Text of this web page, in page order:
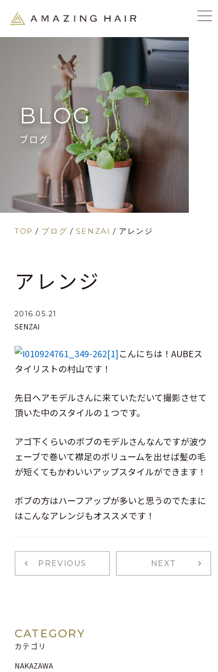
BLOG
ブログ
TOP / ブログ / SENZAI / アレンジ
アレンジ
2016.05.21
SENZAI
こんにちは！AUBEス
タイリストの村山です！
先日ヘアモデルさんに来ていただいて撮影させて
頂いた中のスタイルの１つです。
アゴ下くらいのボブのモデルさんなんですが波ウ
ェーブで巻いて襟足のボリュームを出せば髪の毛
が短くてもかわいいアップスタイルができます！
ボブの方はハーフアップが多いと思うのでたまに
はこんなアレンジもオススメです！
PREVIOUS NEXT
CATEGORY
カテゴリ
NAKAZAWA